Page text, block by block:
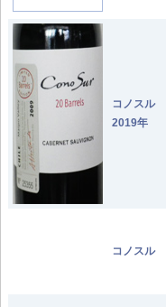
コノスル
2019年
コノスル